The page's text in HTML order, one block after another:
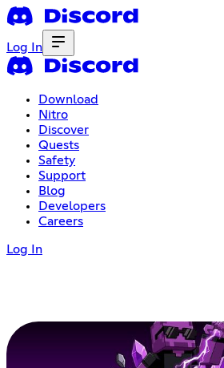
Log In
Download
Nitro
Discover
Quests
Safety
Support
Blog
Developers
Careers
Log In